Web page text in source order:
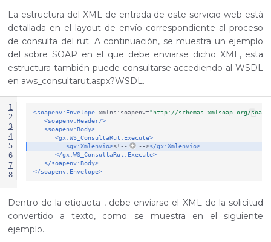
La estructura del XML de entrada de este servicio web está
detallada en el layout de envío correspondiente al proceso
de consulta del rut. A continuación, se muestra un ejemplo
del sobre SOAP en el que debe enviarse dicho XML, esta
estructura también puede consultarse accediendo al WSDL
en aws_consultarut.aspx?WSDL.
1
2
3
4
5
6
7
8
<soapenv:Envelope xmlns:soapenv="http://schemas.xmlsoap.org/soap/
<soapenv:Header/>
<soapenv:Body>
<gx:WS_ConsultaRut.Execute>
<gx:Xmlenvio><!-- --></gx:Xmlenvio>
</gx:WS_ConsultaRut.Execute>
</soapenv:Body>
</soapenv:Envelope>
Dentro de la etiqueta , debe enviarse el XML de la solicitud
convertido a texto, como se muestra en el siguiente
ejemplo.